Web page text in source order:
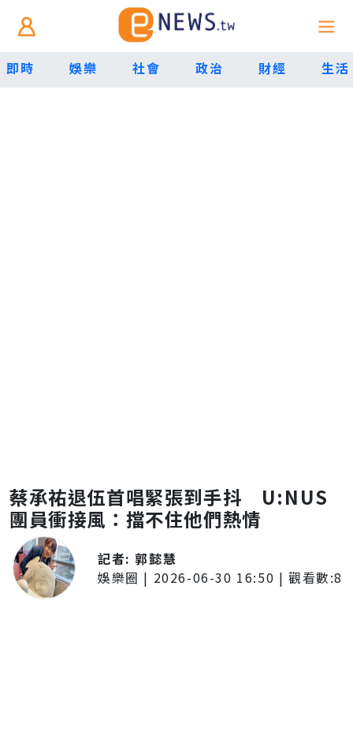
即時 娛樂 社會 政治 財經 生活
蔡承祐退伍首唱緊張到手抖 U:NUS
團員衝接風：擋不住他們熱情
記者:郭懿慧
娛樂圈 | 2026-06-30 16:50 | 觀看數:8